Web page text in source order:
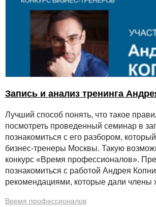
Запись и анализ тренинга
Лучший способ понять, что такое
посмотреть проведенный семинар в
познакомиться с его разбором,
бизнес-тренеры Москвы. Такую
конкурс «Время профессионалов».
познакомиться с работой Андрея
рекомендациями, которые дали члены
Время профессионалов